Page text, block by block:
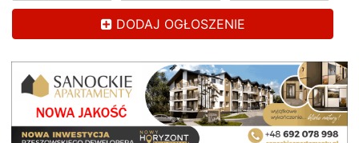
DODAJ OGŁOSZENIE